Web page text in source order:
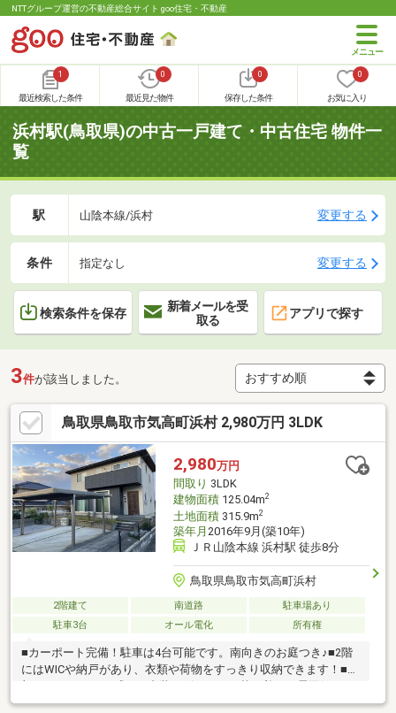
NTTグループ運営の不動産総合サイト goo住宅・不動産
1
最近検索した条件
0
最近見た物件
0
保存した条件
0
お気に入り
浜村駅(鳥取県)の中古一戸建て・中古住宅 物件一
覧
駅 山陰本線/浜村 変更する
条件 指定なし 変更する
検索条件を保存
新着メールを受
取る
アプリで探す
3件が該当しました。
鳥取県鳥取市気高町浜村 2,980万円 3LDK
2,980万円
間取り 3LDK
建物面積125.04m2
土地面積315.9m2
築年月 2016年9月(築10年)
ＪＲ山陰本線 浜村駅 徒歩8分
鳥取県鳥取市気高町浜村
2階建て 南道路
駐車場あり
駐車3台
オール電化 所有権
■カーポート完備！駐車は4台可能です。南向きのお庭つき♪■2階
にはWICや納戸があり、衣類や荷物をすっきり収納できます！■細
住まいです◎■1階と2階にそれぞれトイレがあり、階段の上り下